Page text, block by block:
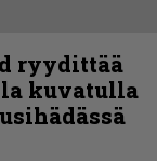
ryydittää
kuvatulla